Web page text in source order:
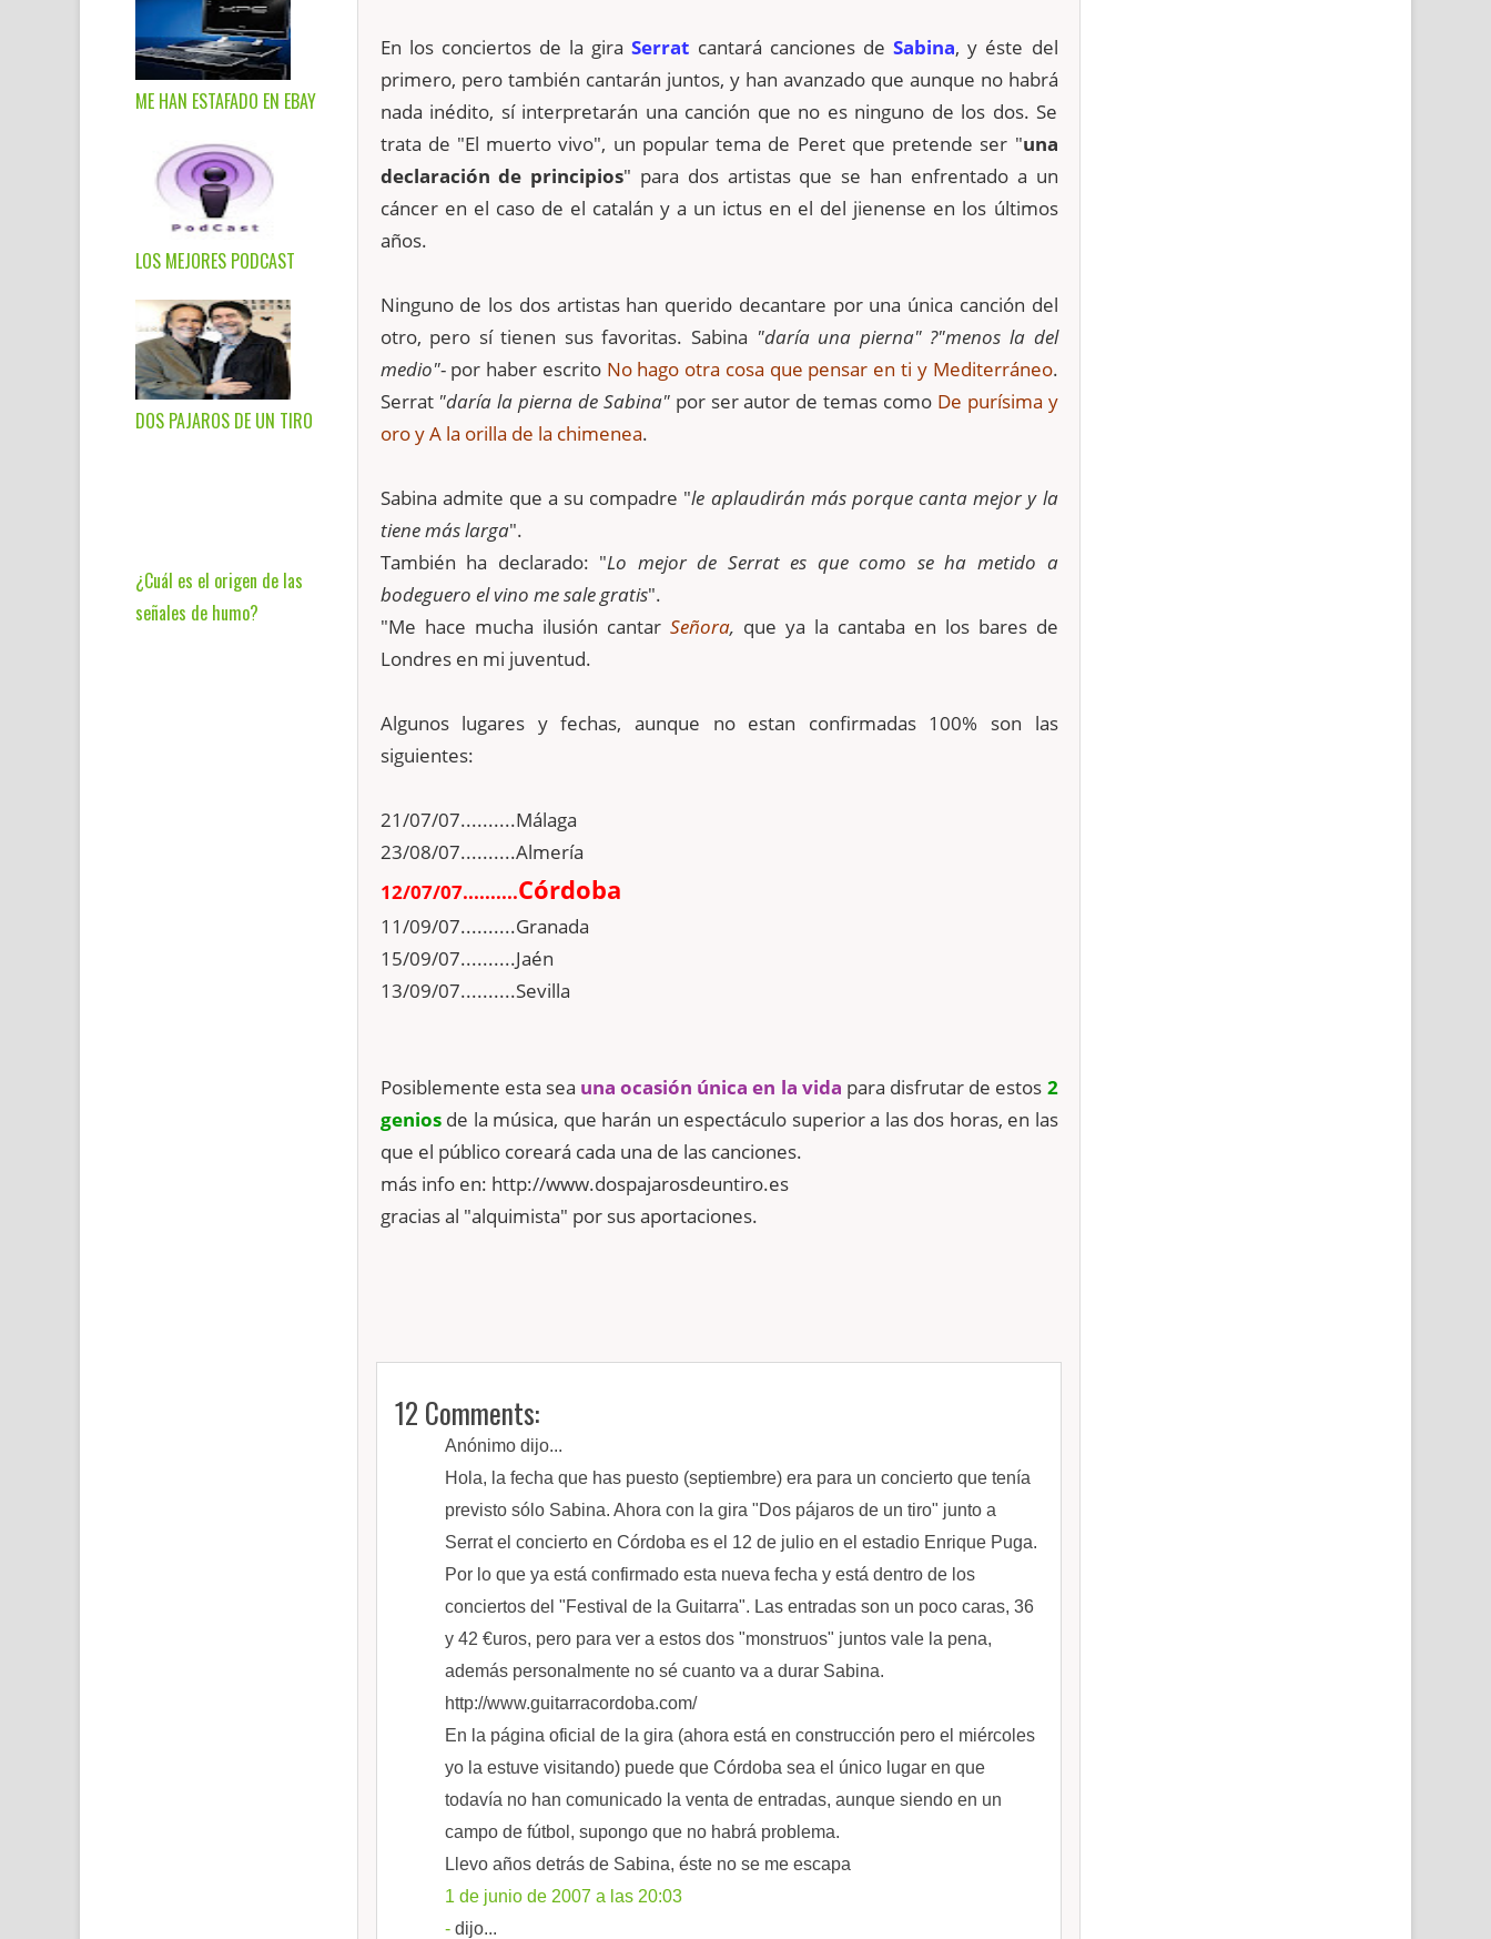
ME HAN ESTAFADO EN EBAY
LOS MEJORES PODCAST
DOS PAJAROS DE UN TIRO
¿Cuál es el origen de las
señales de humo?
En los conciertos de la giraSerrat cantará canciones deSabina, y éste del
primero, pero también cantarán juntos, y han avanzado que aunque no habrá
nada inédito, sí interpretarán una canción que no es ninguno de los dos. Se
trata de "El muerto vivo", un popular tema de Peret que pretende ser "una
declaración de principios" para dos artistas que se han enfrentado a un
cáncer en el caso de el catalán y a un ictus en el del jienense en los últimos
años.
Ninguno de los dos artistas han querido decantare por una única canción del
otro, pero sí tienen sus favoritas. Sabina "daría una pierna" ?"menos la del
medio"- por haber escrito No hago otra cosa que pensar en ti y Mediterráneo.
Serrat "daría la pierna de Sabina"por ser autor de temas como De purísima y
oro y A la orilla de la chimenea.
Sabina admite que a su compadre "le aplaudirán más porque canta mejor y la
tiene más larga".
También ha declarado: "Lo mejor de Serrat es que como se ha metido a
bodeguero el vino me sale gratis".
"Me hace mucha ilusión cantar Señora, que ya la cantaba en los bares de
Londres en mi juventud.
Algunos lugares y fechas, aunque no estan confirmadas 100% son las
siguientes:
21/07/07..........Málaga
23/08/07..........Almería
12/07/07..........Córdoba
11/09/07..........Granada
15/09/07..........Jaén
13/09/07..........Sevilla
Posiblemente esta sea una ocasión única en la vida para disfrutar de estos 2
geniosde la música, que harán un espectáculo superior a las dos horas, en las
que el público coreará cada una de las canciones.
más info en: http://www.dospajarosdeuntiro.es
gracias al "alquimista" por sus aportaciones.
12 Comments:
Anónimo dijo...
Hola, la fecha que has puesto (septiembre) era para un concierto que tenía
previsto sólo Sabina. Ahora con la gira "Dos pájaros de un tiro" junto a
Serrat el concierto en Córdoba es el 12 de julio en el estadio Enrique Puga.
Por lo que ya está confirmado esta nueva fecha y está dentro de los
conciertos del "Festival de la Guitarra". Las entradas son un poco caras, 36
y 42 €uros, pero para ver a estos dos "monstruos" juntos vale la pena,
además personalmente no sé cuanto va a durar Sabina.
http://www.guitarracordoba.com/
En la página oficial de la gira (ahora está en construcción pero el miércoles
yo la estuve visitando) puede que Córdoba sea el único lugar en que
todavía no han comunicado la venta de entradas, aunque siendo en un
campo de fútbol, supongo que no habrá problema.
Llevo años detrás de Sabina, éste no se me escapa
1 de junio de 2007 a las 20:03
- dijo...